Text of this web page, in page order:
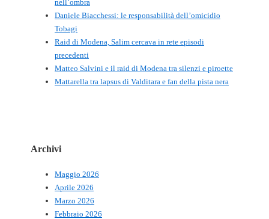
nell’ombra
Daniele Biacchessi: le responsabilità dell’omicidio
Tobagi
Raid di Modena, Salim cercava in rete episodi
precedenti
Matteo Salvini e il raid di Modena tra silenzi e piroette
Mattarella tra lapsus di Valditara e fan della pista nera
Archivi
Maggio 2026
Aprile 2026
Marzo 2026
Febbraio 2026